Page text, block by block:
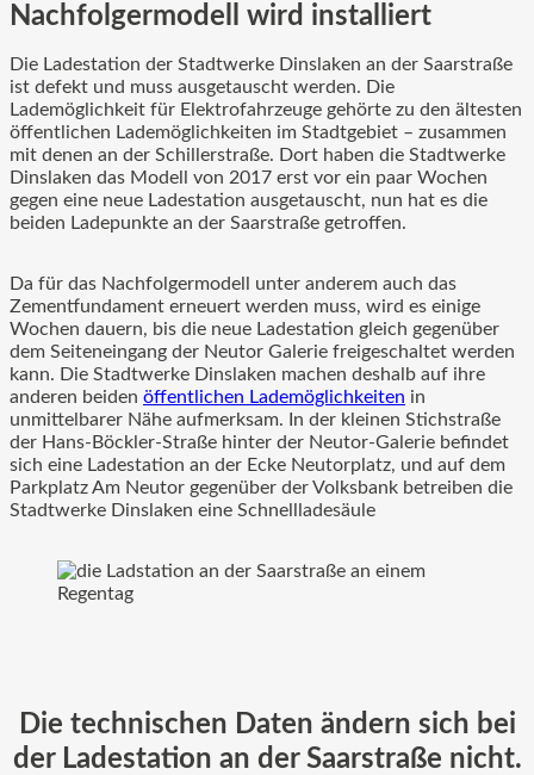
Nachfolgermodell wird installiert
Die Ladestation der Stadtwerke Dinslaken an der Saarstraße
ist defekt und muss ausgetauscht werden. Die
Lademöglichkeit für Elektrofahrzeuge gehörte zu den ältesten
öffentlichen Lademöglichkeiten im Stadtgebiet – zusammen
mit denen an der Schillerstraße. Dort haben die Stadtwerke
Dinslaken das Modell von 2017 erst vor ein paar Wochen
gegen eine neue Ladestation ausgetauscht, nun hat es die
beiden Ladepunkte an der Saarstraße getroffen.
Da für das Nachfolgermodell unter anderem auch das
Zementfundament erneuert werden muss, wird es einige
Wochen dauern, bis die neue Ladestation gleich gegenüber
dem Seiteneingang der Neutor Galerie freigeschaltet werden
kann. Die Stadtwerke Dinslaken machen deshalb auf ihre
anderen beiden öffentlichen Lademöglichkeiten in
unmittelbarer Nähe aufmerksam. In der kleinen Stichstraße
der Hans-Böckler-Straße hinter der Neutor-Galerie befindet
sich eine Ladestation an der Ecke Neutorplatz, und auf dem
Parkplatz Am Neutor gegenüber der Volksbank betreiben die
Stadtwerke Dinslaken eine Schnellladesäule
Die technischen Daten ändern sich bei
der Ladestation an der Saarstraße nicht.